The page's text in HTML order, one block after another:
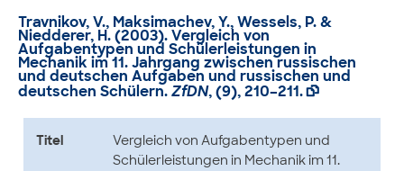
Travnikov, V., Maksimachev, Y., Wessels, P. &
Niedderer, H. (2003).Vergleich von
Aufgabentypen und Schülerleistungen in
Mechanik im 11. Jahrgang zwischen russischen
und deutschen Aufgaben und russischen und
deutschen Schülern.ZfDN, (9), 210–211. 
Titel
Vergleich von Aufgabentypen und
Schülerleistungen in Mechanik im 11.